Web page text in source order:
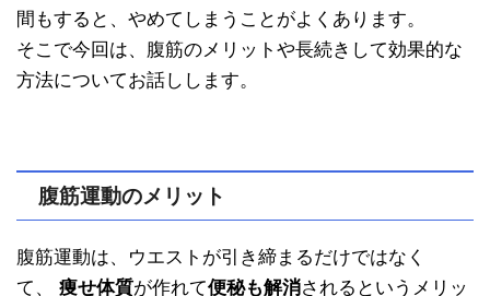
間もすると、やめてしまうことがよくあります。
そこで今回は、腹筋のメリットや長続きして効果的な
方法についてお話しします。
腹筋運動のメリット
腹筋運動は、ウエストが引き締まるだけではなく
て、 痩せ体質が作れて便秘も解消されるというメリッ